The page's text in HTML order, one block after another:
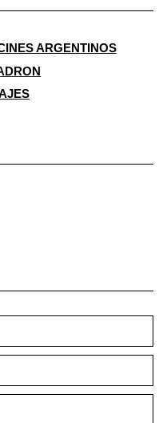
ARGENTINOS